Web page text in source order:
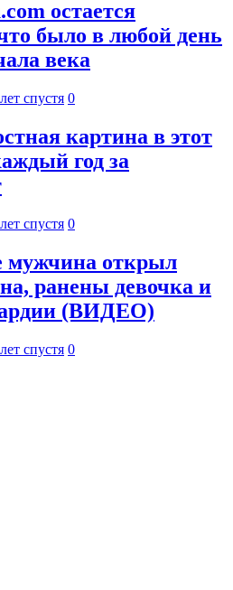
остается
было в любой день
века
спустя 0
картина в этот
год за
спустя 0
мужчина открыл
ранены девочка и
(ВИДЕО)
спустя 0